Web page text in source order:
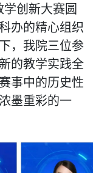
创新大赛圆
办的精心组织
，我院三位参
的教学实践全
事中的历史性
墨重彩的一